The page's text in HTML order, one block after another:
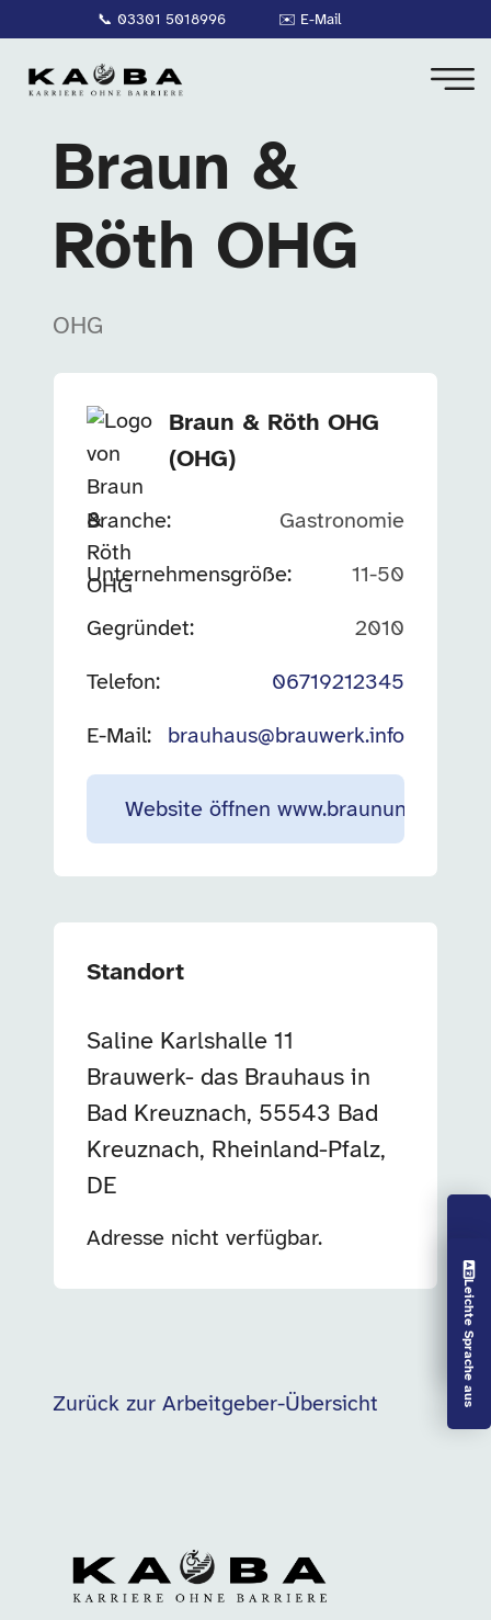
Vorlesen aus
Leichte Sprache aus
📞 03301 5018996 ✉️ E-Mail
Braun &
Röth OHG
OHG
Unternehmensinformationen
Braun & Röth OHG
(OHG)
Branche: Gastronomie
Unternehmensgröße: 11-50
Gegründet: 2010
Telefon: 06719212345
E-Mail: brauhaus@brauwerk.info
Website öffnen
Standort
Saline Karlshalle 11
Brauwerk- das Brauhaus in
Bad Kreuznach, 55543 Bad
Kreuznach, Rheinland-Pfalz,
DE
Adresse nicht verfügbar.
Zurück zur Arbeitgeber-Übersicht